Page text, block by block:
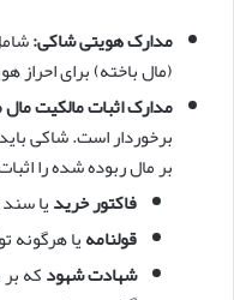
مدارک هویتی شاکی:
(مال باخته) برای احراز
مدارک اثبات مالکیت
برخوردار است. شاکی
بر مال ربوده شده را
فاکتور خریدیا
قولنامهیا هرگونه
شهادت شهودکه